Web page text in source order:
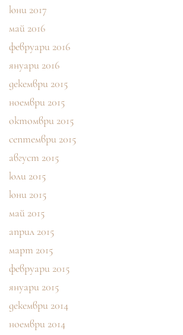
юни 2017
май 2016
февруари 2016
януари 2016
декември 2015
ноември 2015
октомври 2015
септември 2015
август 2015
юли 2015
юни 2015
май 2015
април 2015
март 2015
февруари 2015
януари 2015
декември 2014
ноември 2014